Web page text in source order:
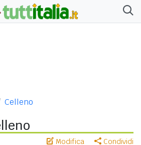
Celleno
Modifica Condividi